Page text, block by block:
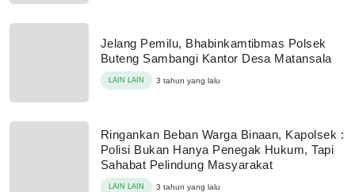
Jelang Pemilu, Bhabinkamtibmas Polsek
Buteng Sambangi Kantor Desa Matansala
LAIN LAIN 3 tahun yang lalu
Ringankan Beban Warga Binaan, Kapolsek :
Polisi Bukan Hanya Penegak Hukum, Tapi
Sahabat Pelindung Masyarakat
LAIN LAIN 3 tahun yang lalu